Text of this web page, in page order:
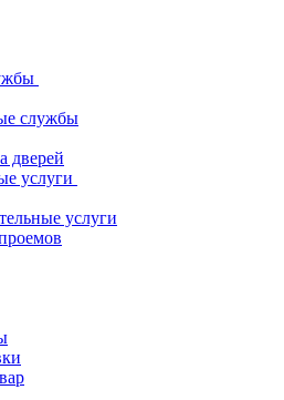
службы
дверей
услуги
услуги